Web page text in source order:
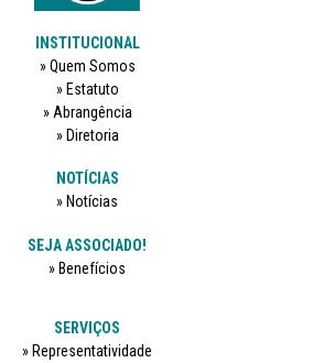
INSTITUCIONAL
Quem Somos
Estatuto
Abrangência
Diretoria
NOTÍCIAS
Notícias
SEJA ASSOCIADO!
Benefícios
SERVIÇOS
Representatividade